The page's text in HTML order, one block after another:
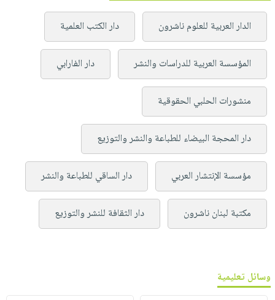
الدار العربية للعلوم ناشرون دار الكتب العلمية
المؤسسة العربية للدراسات والنشر دار الفارابي
منشورات الحلبي الحقوقية
دار المحجة البيضاء للطباعة والنشر والتوزيع
مؤسسة الإنتشار العربي دار الساقي للطباعة والنشر
مكتبة لبنان ناشرون دار الثقافة للنشر والتوزيع
وسائل تعليمية